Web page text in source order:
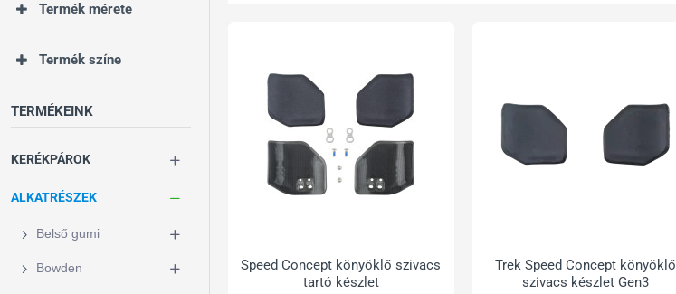
Termék mérete
Termék színe
TERMÉKEINK
KERÉKPÁROK
ALKATRÉSZEK
Belső gumi
Bowden
Speed Concept könyöklő szivacs
tartó készlet
Trek Speed Concept könyöklő
szivacs készlet Gen3